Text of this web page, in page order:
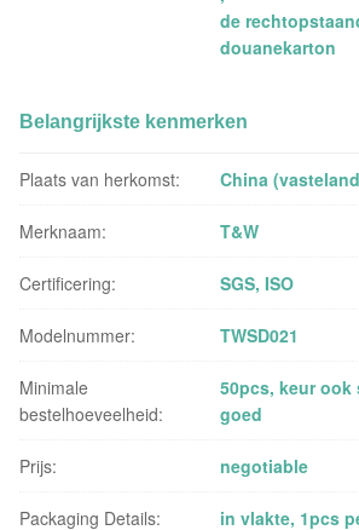
de
douanekarton
Belangrijkste kenmerken
Plaats van herkomst: China
Merknaam: T&W
Certificering: SGS, ISO
Modelnummer: TWSD021
Minimale
bestelhoeveelheid:
50pcs, keur
goed
Prijs: negotiable
Packaging Details:
in vlakte, 1pcs